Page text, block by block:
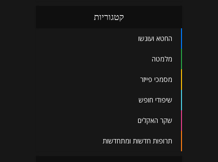
קטגוריות
החטא ועונשו
מלמטה
מסמכי פייזר
שיפודי חופש
שקר האקלים
תרופות חדשות ומתחדשות